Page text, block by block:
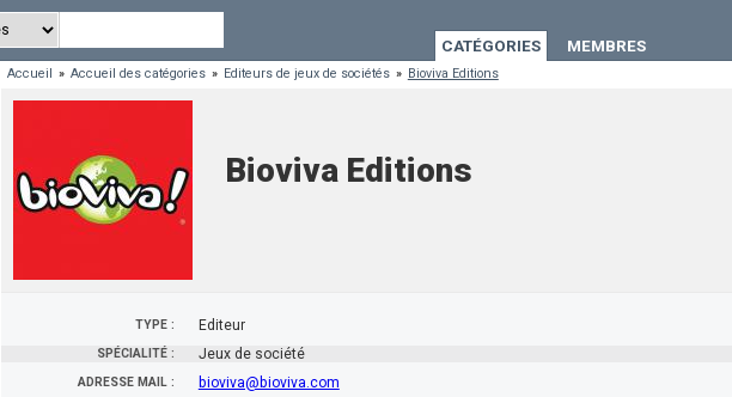
CATÉGORIES MEMBRES
Accueil » Accueil des catégories » Editeurs de jeux de sociétés » Bioviva Editions
Bioviva Editions
TYPE : Editeur
SPÉCIALITÉ : Jeux de société
ADRESSE MAIL : bioviva@bioviva.com